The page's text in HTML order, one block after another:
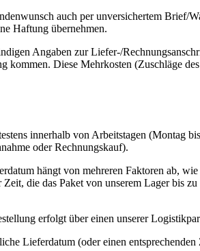
auch per unversichertem Brief/
Haftung übernehmen.
Angaben zur Liefer-/
kommen. Diese Mehrkosten (Zuschläge
innerhalb von Arbeitstagen (Montag
oder Rechnungskauf).
hängt von mehreren Faktoren ab,
die das Paket von unserem Lager bis
erfolgt über einen unserer
Lieferdatum (oder einen